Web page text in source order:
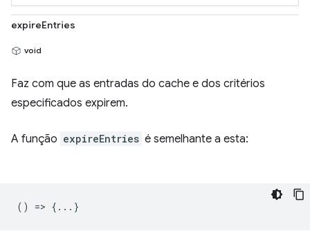
expireEntries
void
Faz com que as entradas do cache e dos critérios
especificados expirem.
A função expireEntries é semelhante a esta:
() => {...}